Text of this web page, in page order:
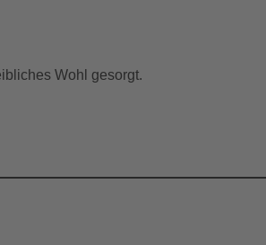
Wohl gesorgt.